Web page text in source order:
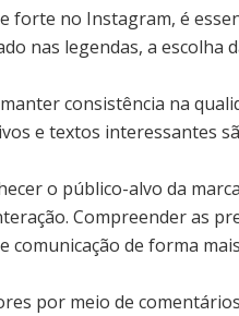
forte no Instagram, é
nas legendas, a escolha
consistência na
e textos interessantes
o público-alvo da
Compreender as
comunicação de forma
por meio de